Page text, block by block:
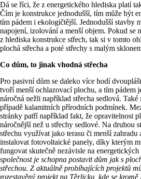
Dá se říci, že z energetického hlediska platí
Čím je konstrukce jednodušší, tím může být
tím pádem i ekologičtější. Jednodušší stavby
napojení, izolování a menší objem. Pokud se
z hlediska konstrukce střech, tak si v tomto
plochá střecha a poté střechy s malým
Co dům, to jinak vhodná střecha
Pro pasivní dům se daleko více hodí
tvoří menší ochlazovací plochu, a tím pádem
náročná nežli například střecha sedlová.
případě kalamitních přírodních podmínek.
stránky patří například fakt, že opravitelnost
náročnější než u střechy sedlové. Na druhou
střechu využívat jako terasu či menší zahradu
instalovat fotovoltaické panely, díky kterým
fungovat skutečně nezávisle na
společnost je schopna postavit dům jak s
střechou. Z aktuálně probíhajících projektů
rozestavěný projekt na Těrlicku, kde se